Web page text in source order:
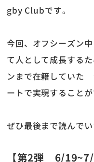
gby Clubです。
今回、オフシーズン
て人として成長する
ンまで在籍していた
ートで実現することが
ぜひ最後まで読んで
【第2弾 6/19~7/